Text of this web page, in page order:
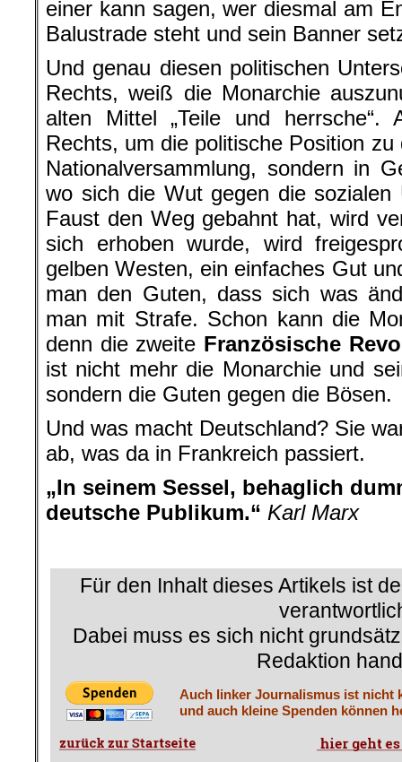
einer kann sagen, wer diesmal am
Balustrade steht und sein Banner
Und genau diesen politischen
Rechts, weiß die Monarchie
alten Mittel „Teile und
Rechts, um die politische Position
Nationalversammlung, sondern in
wo sich die Wut gegen die sozialen
Faust den Weg gebahnt hat, wird
sich erhoben wurde, wird
gelben Westen, ein einfaches Gut
man den Guten, dass sich was
man mit Strafe. Schon kann die
denn die zweite Französische
ist nicht mehr die Monarchie und
sondern die Guten gegen die Bösen.
Und was macht Deutschland? Sie
ab, was da in Frankreich passiert.
„In seinem Sessel, behaglich
deutsche Publikum.“ Karl Marx
Für den Inhalt dieses Artikels ist
Dabei muss es sich nicht
Redaktion
Auch linker Journalismus ist nicht
und auch kleine Spenden können